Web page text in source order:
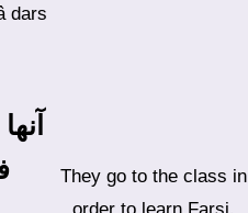
dars
They go to the class in